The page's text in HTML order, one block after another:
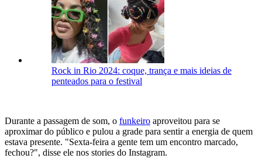
Rock in Rio 2024: coque, trança e mais ideias de
penteados para o festival
Durante a passagem de som, o funkeiro aproveitou para se
aproximar do público e pulou a grade para sentir a energia de quem
estava presente. "Sexta-feira a gente tem um encontro marcado,
fechou?", disse ele nos stories do Instagram.